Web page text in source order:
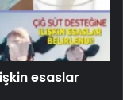
esaslar